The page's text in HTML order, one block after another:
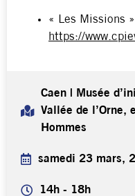
« Les Missions
https://
Caen | Musée
Vallée de l’Orne,
Hommes
samedi 23 mars,
14h - 18h